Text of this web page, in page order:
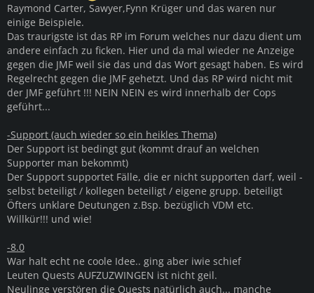
Raymond Carter, Sawyer,Fynn Krüger und das waren nur
einige Beispiele.
Das traurigste ist das RP im Forum welches nur dazu dient um
andere einfach zu ficken. Hier und da mal wieder ne Anzeige
gegen die JMF weil sie das und das Wort gesagt haben. Es wird
Regelrecht gegen die JMF gehetzt. Und das RP wird nicht mit
der JMF geführt !!! NEIN NEIN es wird innerhalb der Cops
geführt...
-Support (auch wieder so ein heikles Thema)
Der Support ist bedingt gut (kommt drauf an welchen
Supporter man bekommt)
Der Support supportet Fälle, die er nicht supporten darf, weil -
selbst beteiligt / kollegen beteiligt / eigene grupp. beteiligt
Öfters unklare Deutungen z.Bsp. bezüglich VDM etc.
Willkür!!! und wie!
-8.0
War halt echt ne coole Idee.. ging aber iwie schief
Leuten Quests AUFZUZWINGEN ist nicht geil.
Neulinge verstören die Quests natürlich auch... manche